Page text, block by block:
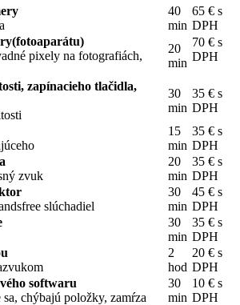
40
min
65 € s
DPH
pixely na fotografiách,
20
min
70 € s
DPH
zapínacieho tlačidla,
30
min
35 € s
DPH
15
min
35 € s
DPH
zvuk
20
min
35 € s
DPH
slúchadiel
30
min
45 € s
DPH
30
min
35 € s
DPH
2
hod
20 € s
DPH
softwaru
chýbajú položky, zamŕza
30
min
10 € s
DPH